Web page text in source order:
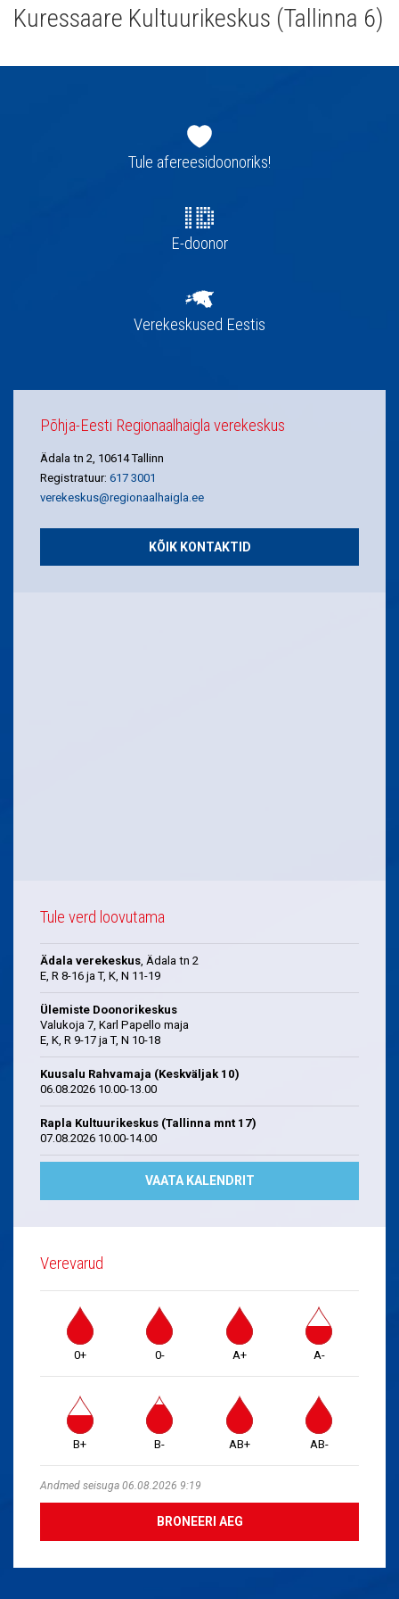
Kuressaare Kultuurikeskus (Tallinna 6)
navigatsioonTule afereesidoonoriks!
E-doonor
Verekeskused Eestis
Põhja-Eesti Regionaalhaigla verekeskus
Ädala tn 2, 10614 Tallinn
Registratuur: 617 3001
verekeskus@regionaalhaigla.ee
KÕIK KONTAKTID
Tule verd loovutama
Ädala verekeskus, Ädala tn 2
E, R 8-16 ja T, K, N 11-19
Ülemiste Doonorikeskus
Valukoja 7, Karl Papello maja
E, K, R 9-17 ja T, N 10-18
Kuusalu Rahvamaja (Keskväljak 10)
06.08.2026 10.00-13.00
Rapla Kultuurikeskus (Tallinna mnt 17)
07.08.2026 10.00-14.00
VAATA KALENDRIT
Verevarud
0+ 0- A+ A-
B+ B- AB+ AB-
Andmed seisuga 06.08.2026 9:19
BRONEERI AEG